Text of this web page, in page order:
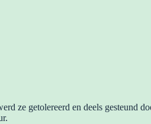
ze getolereerd en deels gesteund